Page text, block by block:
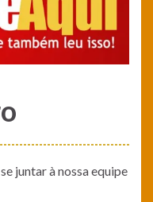
juntar à nossa equipe